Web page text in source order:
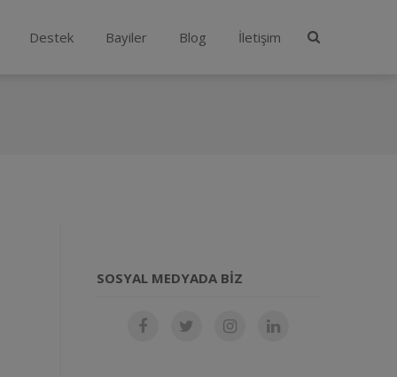
Destek Bayiler Blog İletişim
SOSYAL MEDYADA BIZ